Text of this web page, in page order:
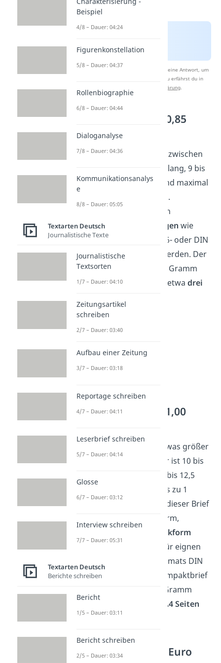
Nach Beantwortung speichern wir deine Antwort, um
Studyflix zu verbessern. Mehr dazu erfährst du in
Datenschutzerklärung.
Standardbrief — 0,85
Euro
DerStandardbrief
darf zwischen
14 und 23,5 Zentimeter lang, 9 bis
12,5 Zentimeter breit und maximal
0,5 Zentimeter dick sein.
Außerdem darf er nur in
rechteckigen
Umschlägen wie
beispielsweise in DIN C6- oder DIN
B6-Format verschickt werden. Der
Brief darf höchstens 20 Gramm
wiegen. Das entspricht etwa drei
Kompaktbrief — 1,00
ist etwas größer
als ein Standardbrief. Er ist 10 bis
23,5 Zentimeter lang, 7 bis 12,5
Zentimeter breit und bis zu 1
Zentimeter hoch. Auch dieser Brief
darf nicht in Quadratform,
nur in Rechteckform
versendet werden. Dafür eignen
sich Umschläge des Formats DIN
C6 oder DIN C5. Der Kompaktbrief
darf nicht mehr als 50 Gramm
acht DIN A4 Seiten
entspricht.
Großbrief — 1,60 Euro
Beispiel
4/8 – Dauer: 04:24
Figurenkonstellation
5/8 – Dauer: 04:37
Rollenbiographie
6/8 – Dauer: 04:44
Dialoganalyse
7/8 – Dauer: 04:36
Kommunikationsanalys
e
8/8 – Dauer: 05:05
Textarten Deutsch
Journalistische Texte
Journalistische
Textsorten
1/7 – Dauer: 04:10
Zeitungsartikel
schreiben
2/7 – Dauer: 03:40
Aufbau einer Zeitung
3/7 – Dauer: 03:18
Reportage schreiben
4/7 – Dauer: 04:11
Leserbrief schreiben
5/7 – Dauer: 04:14
Glosse
6/7 – Dauer: 03:12
Interview schreiben
7/7 – Dauer: 05:31
Textarten Deutsch
Berichte schreiben
Bericht
1/5 – Dauer: 03:11
Bericht schreiben
2/5 – Dauer: 03:34